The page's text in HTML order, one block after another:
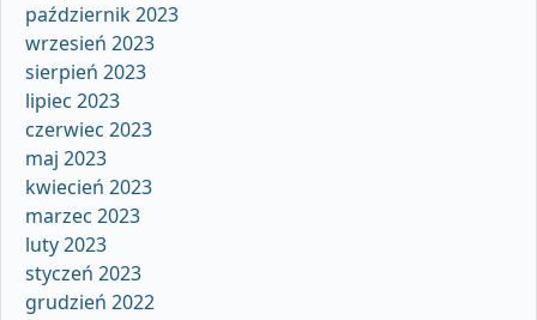
październik 2023
wrzesień 2023
sierpień 2023
lipiec 2023
czerwiec 2023
maj 2023
kwiecień 2023
marzec 2023
luty 2023
styczeń 2023
grudzień 2022